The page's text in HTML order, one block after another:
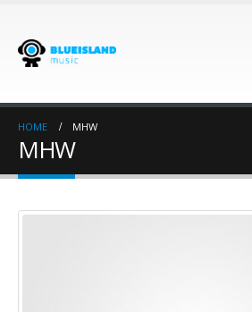
HOME MHW
MHW